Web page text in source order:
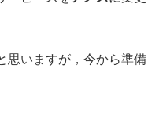
思いますが，今から準備